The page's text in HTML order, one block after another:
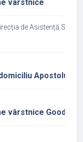
vârstnice
de Asistență
Apostolul
vârstnice Good